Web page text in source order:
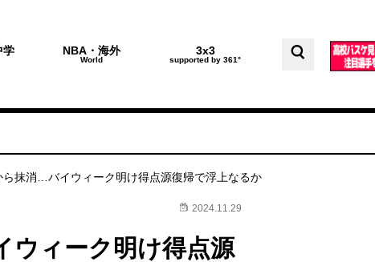
学 NBA・海外
World
3x3
supported by 361°
抹消…バイウィーク明け得点源復帰で浮上なるか
2024.11.29
ィーク明け得点源